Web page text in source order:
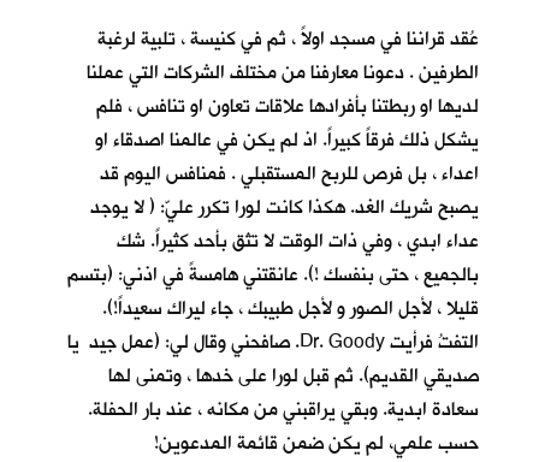
عُقد قراننا في مسجد اولاً ، ثم في كنيسة ، تلبية لرغبة
الطرفين . دعونا معارفنا من مختلف الشركات التي عملنا
لديها او ربطتنا بأفرادها علاقات تعاون او تنافس ، فلم
يشكل ذلك فرقاً كبيراً. اذ لم يكن في عالمنا اصدقاء او
اعداء ، بل فرص للربح المستقبلي . فمنافس اليوم قد
يصبح شريك الغد. هكذا كانت لورا تكرر عليّ: ( لا يوجد
عداء ابدي ، وفي ذات الوقت لا تثق بأحد كثيراً. شك
بالجميع ، حتى بنفسك !). عانقتني هامسةً في اذني: (بتسم
قليلا ، لأجل الصور و لأجل طبيبك ، جاء ليراك سعيداً!).
التفتُ فرأيت Dr. Goody. صافحني وقال لي: (عمل جيد يا
صديقي القديم). ثم قبل لورا على خدها ، وتمنى لها
سعادة ابدية. وبقي يراقبني من مكانه ، عند بار الحفلة.
حسب علمي، لم يكن ضمن قائمة المدعوين!